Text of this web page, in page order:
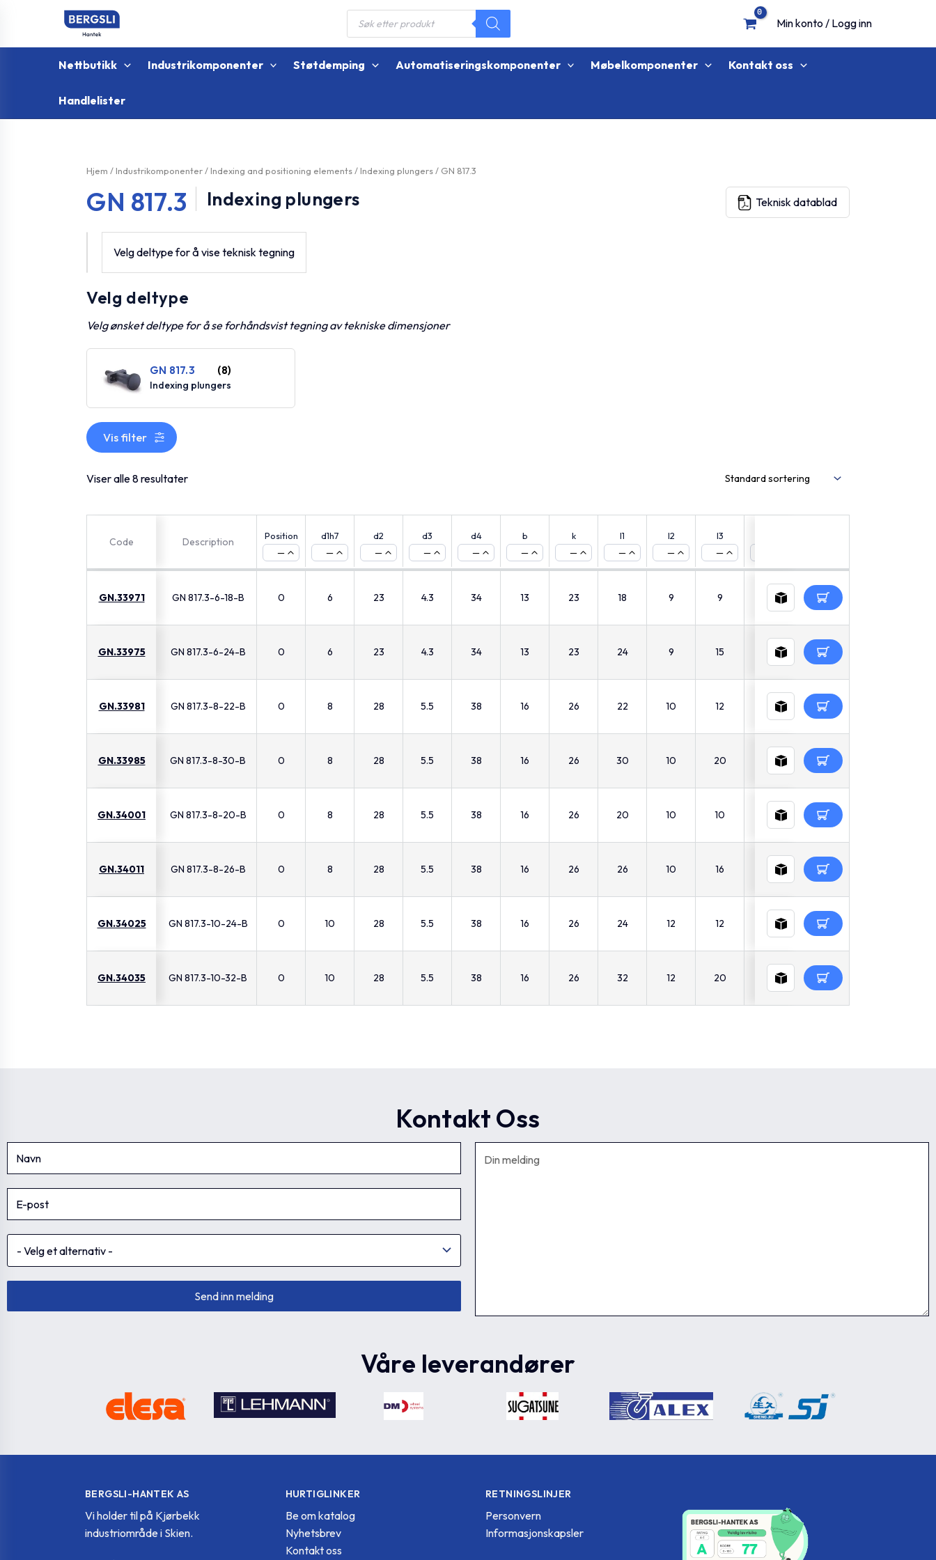
Products
search
Min konto / Logg inn
Nettbutikk Industrikomponenter Støtdemping Automatiseringskomponenter Møbelkomponenter Kontakt oss
Handlelister
Hjem / Industrikomponenter/ Indexing and positioning elements/ Indexing plungers/ GN 817.3
GN 817.3 Indexing plungers Teknisk datablad
Velg deltype for å vise teknisk tegning
Velg deltype
Velg ønsket deltype for å se forhåndsvist tegning av tekniske dimensjoner
GN 817.3 (8)
Indexing plungers
Vis filter
Viser alle 8 resultater
Code Description
Position
—
d1h7
—
d2
—
d3
—
d4
—
b
—
k
—
l1
—
l2
—
l3
—
GN.33971 GN 817.3-6-18-B 0 6 23 4.3 34 13 23 18 9 9 6
GN.33975 GN 817.3-6-24-B 0 6 23 4.3 34 13 23 24 9 15 6
GN.33981 GN 817.3-8-22-B 0 8 28 5.5 38 16 26 22 10 12 8
GN.33985 GN 817.3-8-30-B 0 8 28 5.5 38 16 26 30 10 20 8
GN.34001 GN 817.3-8-20-B 0 8 28 5.5 38 16 26 20 10 10 8
GN.34011 GN 817.3-8-26-B 0 8 28 5.5 38 16 26 26 10 16 8
GN.34025 GN 817.3-10-24-B 0 10 28 5.5 38 16 26 24 12 12 8
GN.34035 GN 817.3-10-32-B 0 10 28 5.5 38 16 26 32 12 20 8
Kontakt Oss
Våre leverandører
BERGSLI-HANTEK AS
Vi holder til på Kjørbekk
industriområde i Skien.
HURTIGLINKER
Be om katalog
Nyhetsbrev
Kontakt oss
RETNINGSLINJER
Personvern
Informasjonskapsler